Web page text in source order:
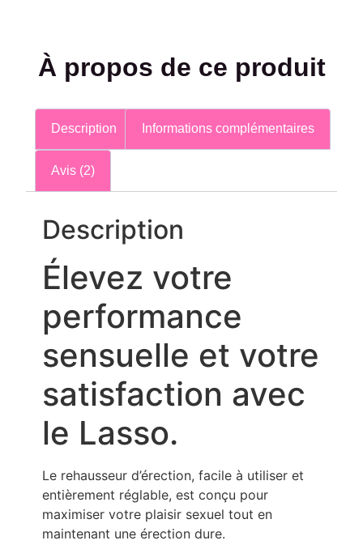
À propos de ce produit
Description Informations complémentaires
Avis (2)
Description
Élevez votre
performance
sensuelle et votre
satisfaction avec
le Lasso.
Le rehausseur d’érection, facile à utiliser et
entièrement réglable, est conçu pour
maximiser votre plaisir sexuel tout en
maintenant une érection dure.